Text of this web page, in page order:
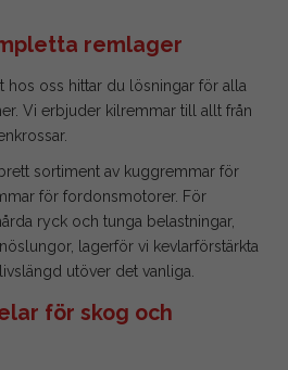
remlager
hos oss hittar du lösningar för alla
Vi erbjuder kilremmar till allt från
sortiment av kuggremmar för
för fordonsmotorer. För
ryck och tunga belastningar,
lagerför vi kevlarförstärkta
utöver det vanliga.
för skog och